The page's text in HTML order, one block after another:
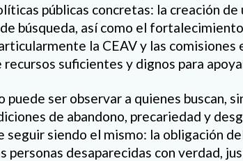
públicas concretas: la creación
búsqueda, así como el
la CEAV y las
suficientes y dignos para
puede ser observar a quienes buscan,
de abandono, precariedad y
seguir siendo el mismo: la obligación
personas desaparecidas con verdad,